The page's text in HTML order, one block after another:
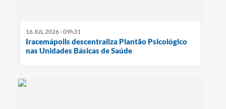
16 JUL 2026 - 09h31
Iracemápolis descentraliza Plantão Psicológico
nas Unidades Básicas de Saúde